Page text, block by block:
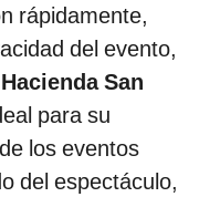
rápidamente,
del evento,
Hacienda San
para su
los eventos
del espectáculo,